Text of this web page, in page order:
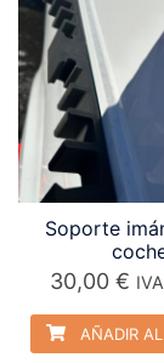
Soporte
30,00 €
AÑADIR